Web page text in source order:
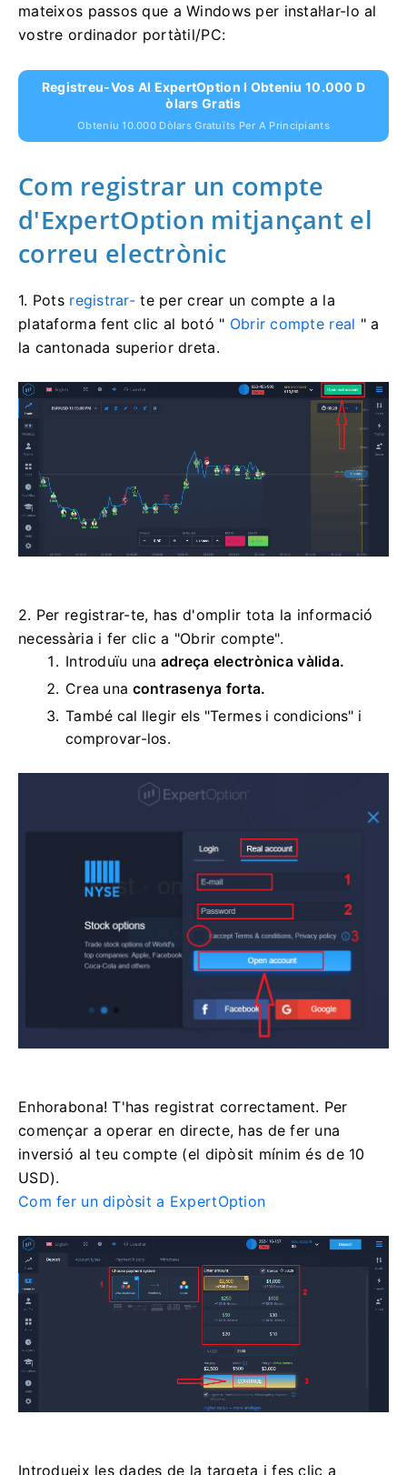
mateixos passos que a Windows per instal·lar-lo al
vostre ordinador portàtil/PC:
Registreu-Vos Al ExpertOption I Obteniu 10.000 D
Òlars Gratis
Obteniu 10.000 Dòlars Gratuïts Per A Principiants
Com registrar un compte
d'ExpertOption mitjançant el
correu electrònic
1. Pots registrar- te per crear un compte a la
plataforma fent clic al botó " Obrir compte real " a
la cantonada superior dreta.
2. Per registrar-te, has d'omplir tota la informació
necessària i fer clic a "Obrir compte".
Introduïu una adreça electrònica vàlida.
Crea una contrasenya forta.
També cal llegir els "Termes i condicions" i
comprovar-los.
Enhorabona! T'has registrat correctament. Per
començar a operar en directe, has de fer una
inversió al teu compte (el dipòsit mínim és de 10
USD).
Com fer un dipòsit a ExpertOption
Introdueix les dades de la targeta i fes clic a